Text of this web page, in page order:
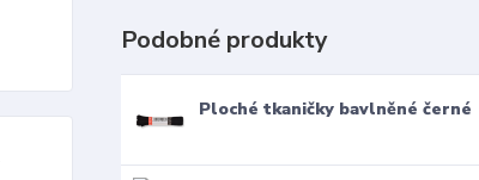
Podobné produkty
Ploché tkaničky bavlněné černé